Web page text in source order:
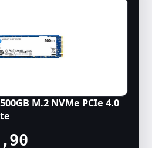
M.2 NVMe PCIe 4.0